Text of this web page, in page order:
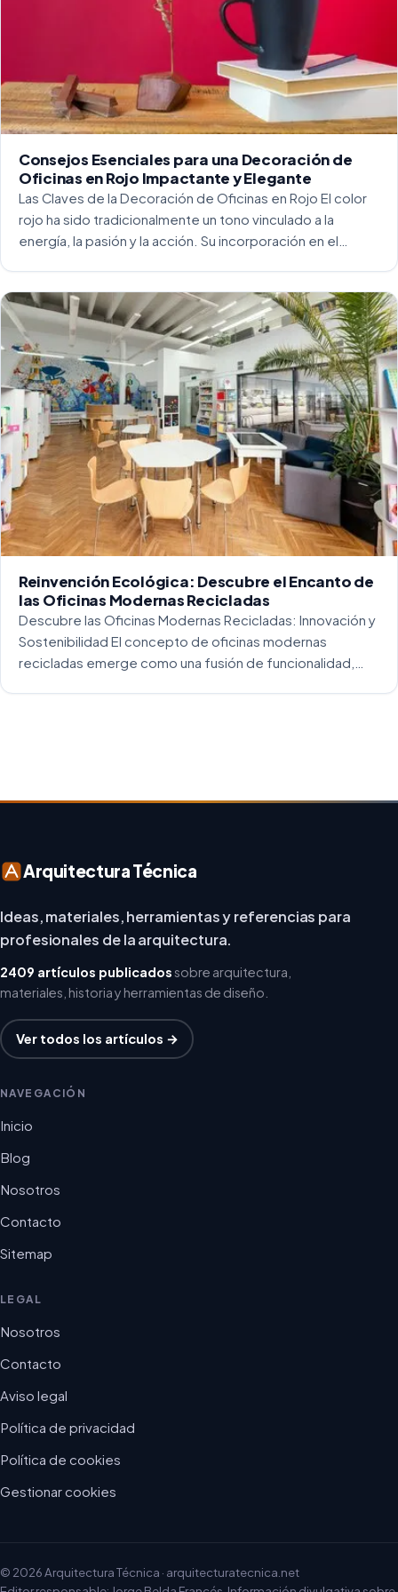
Consejos Esenciales para una Decoración de
Oficinas en Rojo Impactante y Elegante
Las Claves de la Decoración de Oficinas en Rojo El color
rojo ha sido tradicionalmente un tono vinculado a la
energía, la pasión y la acción. Su incorporación en el
Reinvención Ecológica: Descubre el Encanto de
las Oficinas Modernas Recicladas
Descubre las Oficinas Modernas Recicladas: Innovación y
Sostenibilidad El concepto de oficinas modernas
recicladas emerge como una fusión de funcionalidad,
Arquitectura Técnica
Ideas, materiales, herramientas y referencias para
profesionales de la arquitectura.
2409 artículos publicadossobre arquitectura,
materiales, historia y herramientas de diseño.
Ver todos los artículos →
NAVEGACIÓN
Inicio
Blog
Nosotros
Contacto
Sitemap
LEGAL
Nosotros
Contacto
Aviso legal
Política de privacidad
Política de cookies
Gestionar cookies
© 2026 Arquitectura Técnica · arquitecturatecnica.net